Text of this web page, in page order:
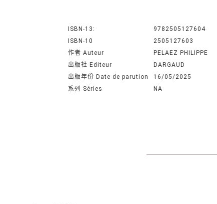
ISBN-13:
9782505127604
ISBN-10
2505127603
作者 Auteur
PELAEZ PHILIPPE
出版社 Editeur
DARGAUD
出版年份 Date de parution
16/05/2025
系列 Séries
NA